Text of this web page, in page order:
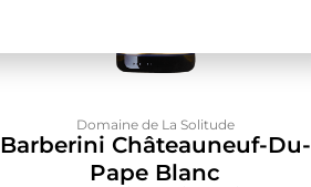
Domaine de La Solitude
Barberini Châteauneuf-Du-
Pape Blanc